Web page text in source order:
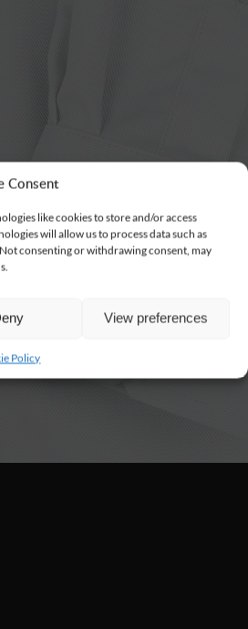
Consent
like cookies to store and/or access
will allow us to process data such as
consenting or withdrawing consent, may
View preferences
Policy